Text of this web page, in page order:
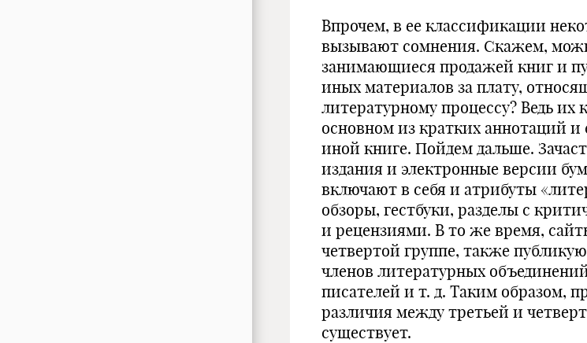
Впрочем, в ее классификации
вызывают сомнения. Скажем,
занимающиеся продажей книг и
иных материалов за плату,
литературному процессу? Ведь их
основном из кратких аннотаций и
иной книге. Пойдем дальше.
издания и электронные версии
включают в себя и атрибуты
обзоры, гестбуки, разделы с
и рецензиями. В то же время,
четвертой группе, также
членов литературных
писателей и т. д. Таким образом,
различия между третьей и
существует.